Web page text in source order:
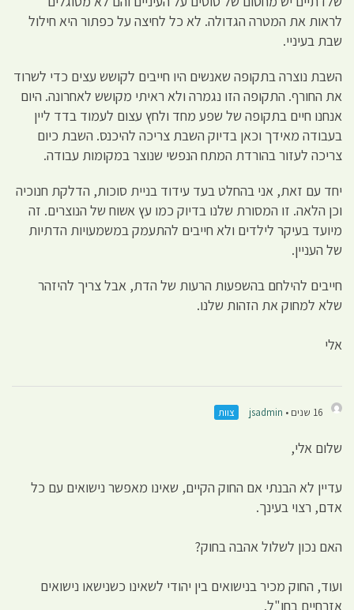
לראות את המטרה הגדולה. לא כל לחיצה על כפתור היא חילול
שבת בעיניי.
השבת נוצרה בתקופה שאנשים היו חייבים לקושש עצים כדי לשרוד
את החורף. התקופה הזו נגמרה ולא ראיתי מקושש לאחרונה. היום
אנחנו חיים בתקופה של שפע מחד ולחץ עצום לעמוד בדד ליין
בעבודה מאידך וכאן בדיוק השבת צריכה להיכנס. השבת כיום
צריכה לעזור בהורדת המתח הנפשי שנוצר במקומות עבודה.
יחד עם זאת, אני בהחלט בעד עידוד בניית סוכות, הדלקת חנוכיה
וכן הלאה. זו המסורת שלנו בדיוק כמו עץ אשוח של הנוצרים. זה
מיועד בעיקר לילדים ולא חייבים להתעמק במשמעויות הדתיות
של העניין.
חייבים להילחם בהשפעות הרעות של הדת, אבל צריך להיזהר
שלא למחוק את הזהות שלנו.
אלי
16 שנים • jsadmin צוות
שלום אלי,
עדיין לא הבנתי אם החוק הקיים, שאינו מאפשר נישואים עם כל
אדם, רצוי בעינך.
האם נכון לשלול אהבה בחוק?
ועוד, החוק מכיר בנישואים בין יהודי לשאינו כשנישאו נישואים
אזרחיים בחו"ל.